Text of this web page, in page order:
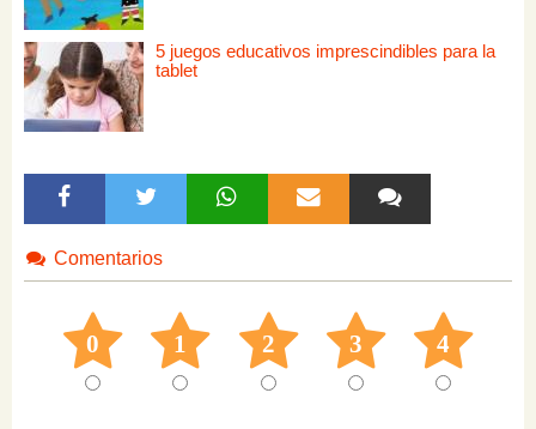
5 juegos educativos imprescindibles para la
tablet
Comentarios
0 1 2 3 4